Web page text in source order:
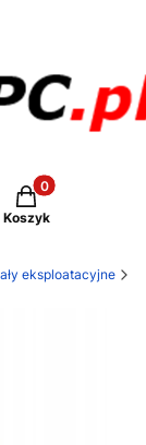
Produkty w
Koszyk
eksploatacyjne